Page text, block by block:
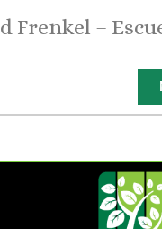
Frenkel –